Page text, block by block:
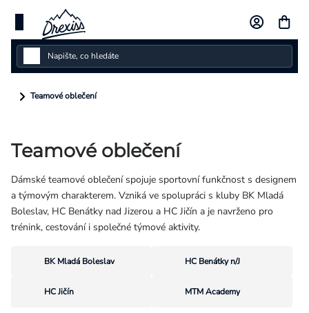
obsah
Dámské
Pánské
Kolekce
Dárkové poukazy
Teamové oblečení
Teamové oblečení
Dámské teamové oblečení spojuje sportovní funkčnost s designem
a týmovým charakterem. Vzniká ve spolupráci s kluby BK Mladá
Boleslav, HC Benátky nad Jizerou a HC Jičín a je navrženo pro
trénink, cestování i společné týmové aktivity.
BK Mladá Boleslav HC Benátky n/J
HC Jičín MTM Academy